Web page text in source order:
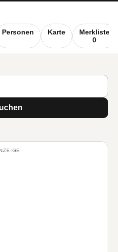
Personen Karte
Merkliste
0